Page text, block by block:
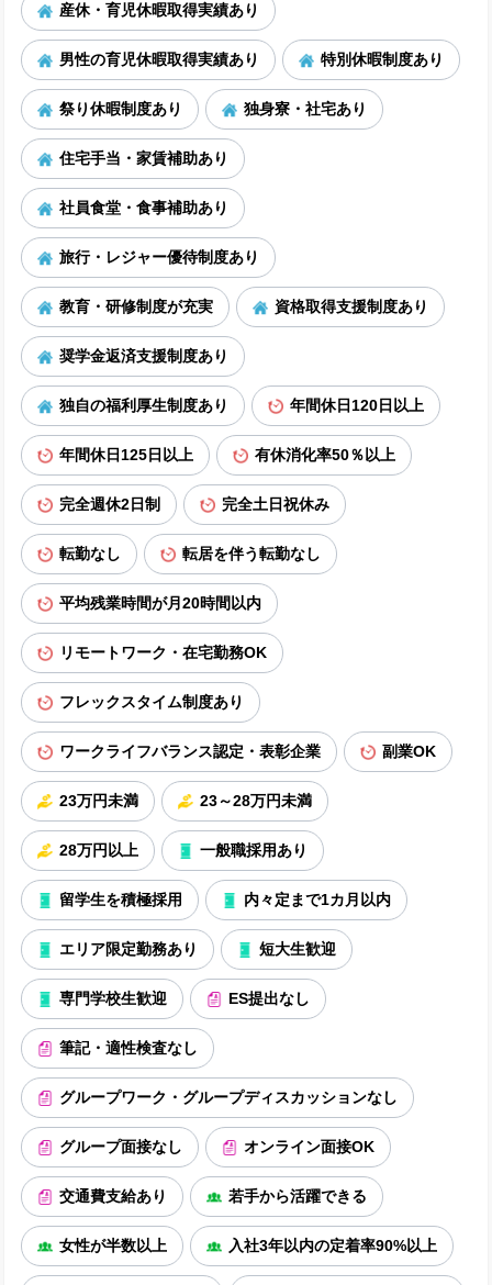
産休・育児休暇取得実績あり
男性の育児休暇取得実績あり 特別休暇制度あり
祭り休暇制度あり 独身寮・社宅あり
住宅手当・家賃補助あり
社員食堂・食事補助あり
旅行・レジャー優待制度あり
教育・研修制度が充実 資格取得支援制度あり
奨学金返済支援制度あり
独自の福利厚生制度あり 年間休日120日以上
年間休日125日以上 有休消化率50％以上
完全週休2日制 完全土日祝休み
転勤なし 転居を伴う転勤なし
平均残業時間が月20時間以内
リモートワーク・在宅勤務OK
フレックスタイム制度あり
ワークライフバランス認定・表彰企業 副業OK
23万円未満 23～28万円未満
28万円以上 一般職採用あり
留学生を積極採用 内々定まで1カ月以内
エリア限定勤務あり 短大生歓迎
専門学校生歓迎 ES提出なし
筆記・適性検査なし
グループワーク・グループディスカッションなし
グループ面接なし オンライン面接OK
交通費支給あり 若手から活躍できる
女性が半数以上 入社3年以内の定着率90%以上